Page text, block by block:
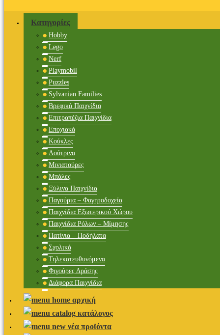
Κατηγορίες
Hobby
Lego
Nerf
Playmobil
Puzzles
Sylvanian Families
Βρεφικά Παιχνίδια
Επιτραπέζια Παιχνίδια
Εποχιακά
Κούκλες
Λούτρινα
Μινιατούρες
Μπάλες
Ξύλινα Παιχνίδια
Παγούρια – Φαγητοδοχεία
Παιχνίδια Εξωτερικού Χώρου
Παιχνίδια Ρόλων – Μίμησης
Πατίνια – Ποδήλατα
Σχολικά
Τηλεκατευθυνόμενα
Φιγούρες Δράσης
Διάφορα Παιχνίδια
αρχική
κατάλογος
νέα προϊόντα